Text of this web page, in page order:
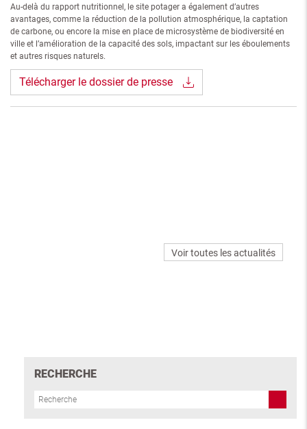
Au-delà du rapport nutritionnel, le site potager a également d’autres
avantages, comme la réduction de la pollution atmosphérique, la captation
de carbone, ou encore la mise en place de microsystème de biodiversité en
ville et l’amélioration de la capacité des sols, impactant sur les éboulements
et autres risques naturels.
Télécharger le dossier de presse
Voir toutes les actualités
RECHERCHE